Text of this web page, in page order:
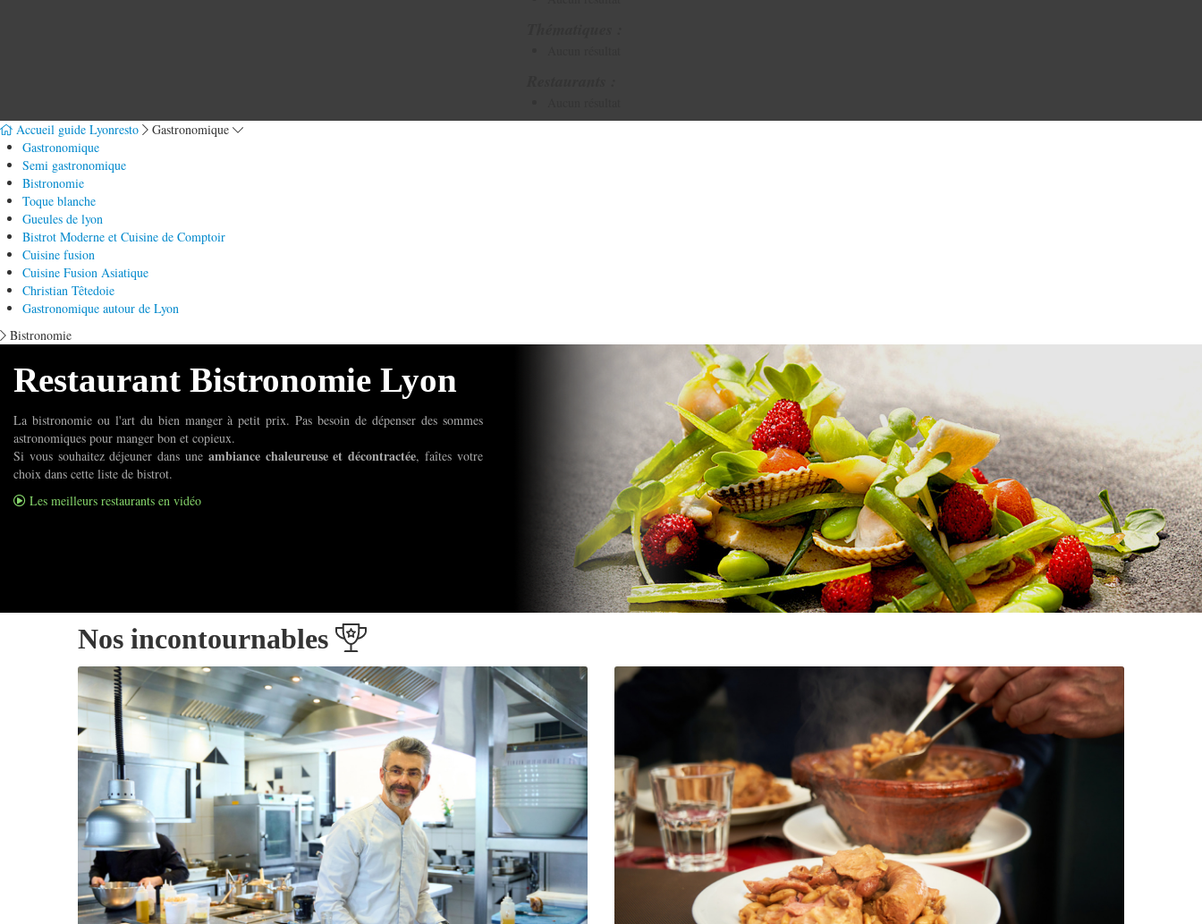
Accueil guide Lyonresto
Gastronomique
Gastronomique
Semi gastronomique
Bistronomie
Toque blanche
Gueules de lyon
Bistrot Moderne et Cuisine de Comptoir
Cuisine fusion
Cuisine Fusion Asiatique
Christian Têtedoie
Gastronomique autour de Lyon
Bistronomie
Restaurant Bistronomie Lyon
La bistronomie ou l'art du bien manger à petit prix. Pas besoin de dépenser des sommes
astronomiques pour manger bon et copieux.
Si vous souhaitez déjeuner dans une ambiance chaleureuse et décontractée, faîtes votre
choix dans cette liste de bistrot.
Les meilleurs restaurants en vidéo
Nos incontournables